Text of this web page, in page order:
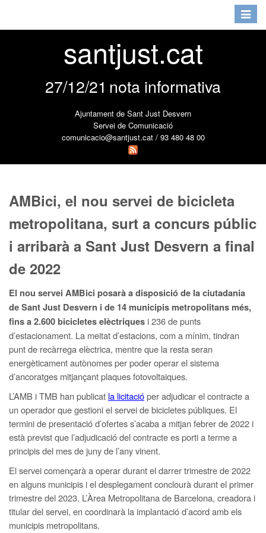
Toggle
santjust.cat
27/12/21 nota informativa
Ajuntament de Sant Just Desvern
Servei de Comunicació
comunicacio@santjust.cat / 93 480 48 00
AMBici, el nou servei de bicicleta
metropolitana, surt a concurs públic
i arribarà a Sant Just Desvern a final
de 2022
El nou servei AMBici posarà a disposició de la ciutadania
de Sant Just Desvern i de 14 municipis metropolitans més,
fins a 2.600 bicicletes elèctriques i 236 de punts
d’estacionament. La meitat d’estacions, com a mínim, tindran
punt de recàrrega elèctrica, mentre que la resta seran
energèticament autònomes per poder operar el sistema
d’ancoratges mitjançant plaques fotovoltaiques.
L’AMB i TMB han publicat la licitacióper adjudicar el contracte a
un operador que gestioni el servei de bicicletes públiques. El
termini de presentació d’ofertes s’acaba a mitjan febrer de 2022 i
està previst que l’adjudicació del contracte es porti a terme a
principis del mes de juny de l’any vinent.
El servei començarà a operar durant el darrer trimestre de 2022
en alguns municipis i el desplegament conclourà durant el primer
trimestre del 2023. L’Àrea Metropolitana de Barcelona, creadora i
titular del servei, en coordinarà la implantació d’acord amb els
municipis metropolitans.